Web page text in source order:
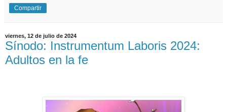
Compartir
viernes, 12 de julio de 2024
Sínodo: Instrumentum Laboris 2024:
Adultos en la fe